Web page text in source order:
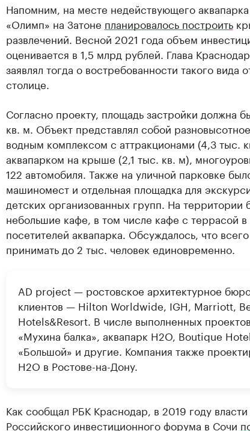
Напомним, на месте недействующего
«Олимп» на Затоне планировалось построить
развлечений. Весной 2021 года объем
оценивается в 1,5 млрд рублей. Глава
заявлял тогда о востребованности такого вида
столице.
Согласно проекту, площадь застройки должна
кв. м. Объект представлял собой
водным комплексом с аттракционами (4,3 тыс.
аквапарком на крыше (2,1 тыс. кв. м),
122 автомобиля. Также на уличной парковке
машиномест и отдельная площадка для
детских организованных групп. На территории
небольшие кафе, в том числе кафе с террасой в
посетителей аквапарка. Обсуждалось, что
принимать до 2 тыс. человек единовременно.
AD project — ростовское архитектурное
клиентов — Hilton Worldwide, IGH, Marriott,
Hotels&Resort. В числе выполненных
«Мухина балка», аквапарк H2O, Boutique
«Большой» и другие. Компания также
H2O в Ростове-на-Дону.
Как сообщал РБК Краснодар, в 2019 году
Российского инвестиционного форума в Сочи